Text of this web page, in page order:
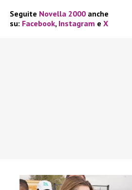
Seguite Novella 2000 anche
su: Facebook, Instagram e X